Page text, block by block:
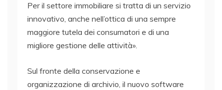
Per il settore immobiliare si tratta di un servizio
innovativo, anche nell’ottica di una sempre
maggiore tutela dei consumatori e di una
migliore gestione delle attività».
Sul fronte della conservazione e
organizzazione di archivio, il nuovo software